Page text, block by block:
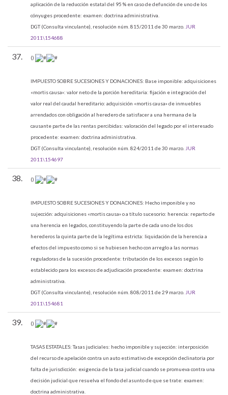
aplicación de la reducción estatal del 95 % en caso de defunción de uno de los
cónyuges procedente: examen: doctrina administrativa.
DGT (Consulta vinculante), resolución núm. 815/2011 de 30 marzo. JUR
2011\154688
37. ()
IMPUESTO SOBRE SUCESIONES Y DONACIONES: Base imponible: adquisiciones
«mortis causa»: valor neto de la porción hereditaria: fijación e integración del
valor real del caudal hereditario: adquisición «mortis causa» de inmuebles
arrendados con obligación al heredero de satisfacer a una hermana de la
causante parte de las rentas percibidas: valoración del legado por el interesado
procedente: examen: doctrina administrativa.
DGT (Consulta vinculante), resolución núm. 824/2011 de 30 marzo. JUR
2011\154697
38. ()
IMPUESTO SOBRE SUCESIONES Y DONACIONES: Hecho imponible y no
sujección: adquisiciones «mortis causa» o a título sucesorio: herencia: reparto de
una herencia en legados, constituyendo la parte de cada uno de los dos
herederos la quinta parte de la legítima estricta: liquidación de la herencia a
efectos del impuesto como si se hubiesen hecho con arreglo a las normas
reguladoras de la sucesión procedente: tributación de los excesos según lo
establecido para los excesos de adjudicación procedente: examen: doctrina
administrativa.
DGT (Consulta vinculante), resolución núm. 808/2011 de 29 marzo. JUR
2011\154681
39. ()
TASAS ESTATALES:Tasas judiciales: hecho imponible y sujección: interposición
del recurso de apelación contra un auto estimativo de excepción declinatoria por
falta de jurisdicción: exigencia de la tasa judicial cuando se promueva contra una
decisión judicial que resuelva el fondo del asunto de que se trate: examen:
doctrina administrativa.